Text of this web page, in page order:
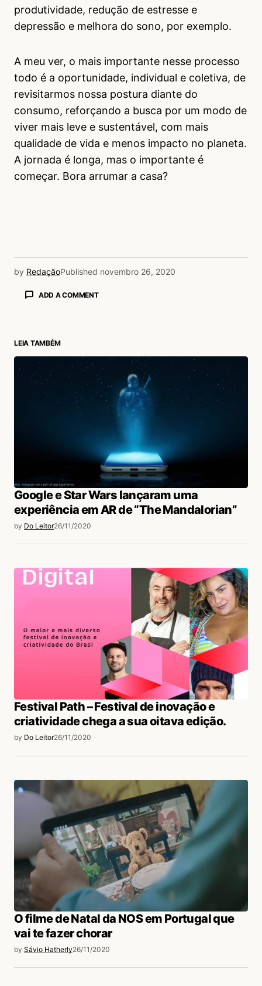
produtividade, redução de estresse e
depressão e melhora do sono, por exemplo.
A meu ver, o mais importante nesse processo
todo é a oportunidade, individual e coletiva, de
revisitarmos nossa postura diante do
consumo, reforçando a busca por um modo de
viver mais leve e sustentável, com mais
qualidade de vida e menos impacto no planeta.
A jornada é longa, mas o importante é
começar. Bora arrumar a casa?
by RedaçãoPublished novembro 26, 2020
ADD A COMMENT
LEIA TAMBÉM
Google e Star Wars lançaram uma
experiência em AR de “The Mandalorian”
by Do Leitor26/11/2020
Festival Path – Festival de inovação e
criatividade chega a sua oitava edição.
by Do Leitor26/11/2020
O filme de Natal da NOS em Portugal que
vai te fazer chorar
by Sávio Hatherly26/11/2020